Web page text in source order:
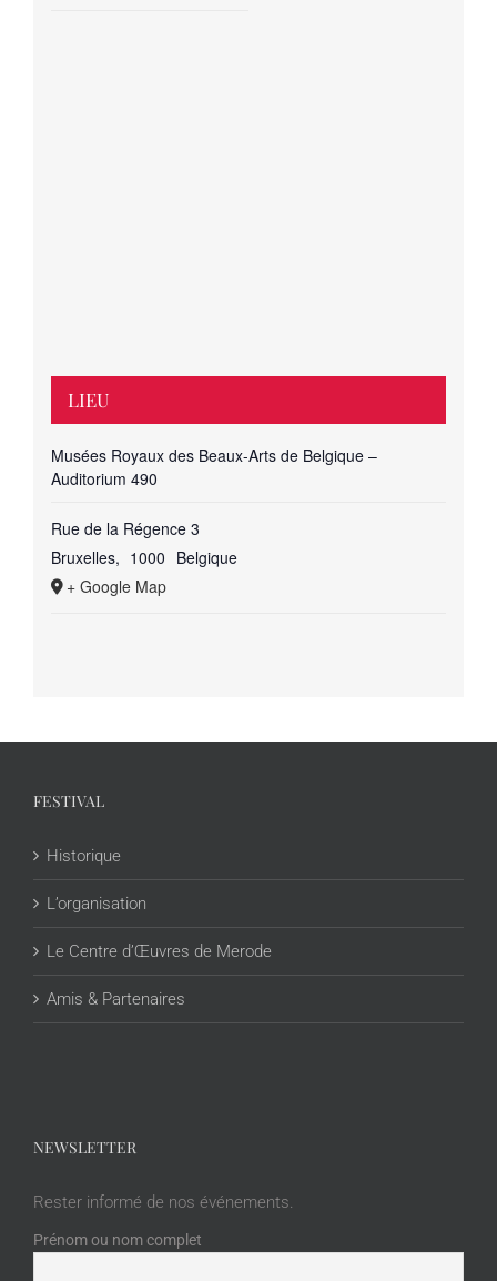
LIEU
Musées Royaux des Beaux-Arts de Belgique –
Auditorium 490
Rue de la Régence 3
Bruxelles, 1000 Belgique
+ Google Map
FESTIVAL
Historique
L’organisation
Le Centre d’Œuvres de Merode
Amis & Partenaires
NEWSLETTER
Rester informé de nos événements.
Prénom ou nom complet